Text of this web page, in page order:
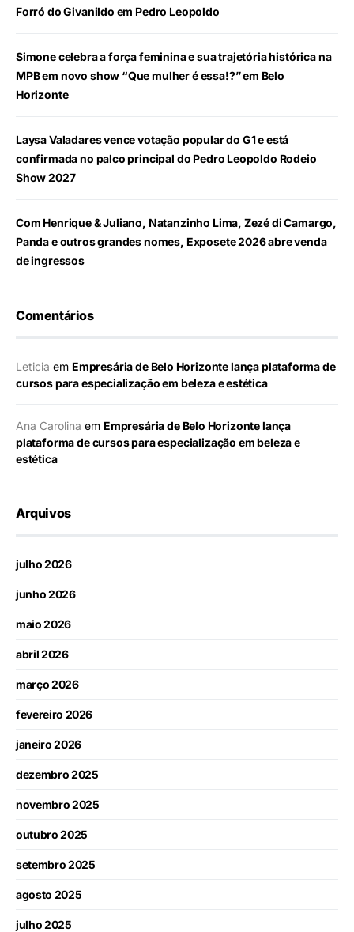
Forró do Givanildo em Pedro Leopoldo
Simone celebra a força feminina e sua trajetória histórica na
MPB em novo show “Que mulher é essa!?” em Belo
Horizonte
Laysa Valadares vence votação popular do G1 e está
confirmada no palco principal do Pedro Leopoldo Rodeio
Show 2027
Com Henrique & Juliano, Natanzinho Lima, Zezé di Camargo,
Panda e outros grandes nomes, Exposete 2026 abre venda
de ingressos
Comentários
Leticia em Empresária de Belo Horizonte lança plataforma de
cursos para especialização em beleza e estética
Ana Carolina em Empresária de Belo Horizonte lança
plataforma de cursos para especialização em beleza e
estética
Arquivos
julho 2026
junho 2026
maio 2026
abril 2026
março 2026
fevereiro 2026
janeiro 2026
dezembro 2025
novembro 2025
outubro 2025
setembro 2025
agosto 2025
julho 2025